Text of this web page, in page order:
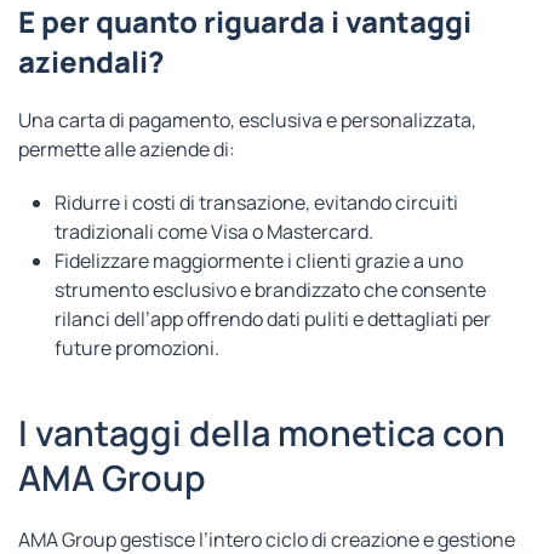
E per quanto riguarda i vantaggi
aziendali?
Una carta di pagamento, esclusiva e personalizzata,
permette alle aziende di:
Ridurre i costi di transazione, evitando circuiti
tradizionali come Visa o Mastercard.
Fidelizzare maggiormente i clienti grazie a uno
strumento esclusivo e brandizzato che consente
rilanci dell’app offrendo dati puliti e dettagliati per
future promozioni.
I vantaggi della monetica con
AMA Group
AMA Group gestisce l’intero ciclo di creazione e gestione